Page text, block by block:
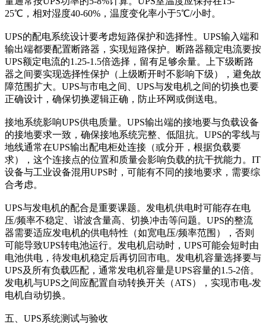
25℃，相对湿度40-60%，温度变化率小于5℃/小时。
UPS的配电系统设计要考虑短路保护和选择性。UPS输入端和
输出端都要配置断路器，实现短路保护。断路器额定电流要按
UPS额定电流的1.25-1.5倍选择，留有足够余量。上下级断路
器之间要实现选择性保护（上级断开时不影响下级），避免故
障范围扩大。UPS与市电之间、UPS与发电机之间的切换也要
正确设计，确保切换逻辑正确，防止环网或倒送电。
接地系统影响UPS供电质量。UPS输出端的接地要与负载设备
的接地要求一致，确保接地系统完整、低阻抗。UPS的零线与
地线通常在UPS输出配电柜处连接（或分开，根据负载要
求），这个连接点的位置和质量会影响负载的抗干扰能力。IT
设备与工业设备混用UPS时，可能有不同的接地要求，需要综
合考虑。
UPS与发电机的配合是重要课题。发电机供电时可能存在电
压/频率不稳定、谐波含量高、切换冲击等问题。UPS的整流
器需要适应发电机的供电特性（如宽电压/频率范围），否则
可能导致UPS转电池运行。发电机启动时，UPS可能会短时由
电池供电，待发电机稳定后再切回市电。发电机容量选择要与
UPS及所有负载匹配，通常发电机容量是UPS容量的1.5-2倍。
发电机与UPS之间应配置自动转换开关（ATS），实现市电-发
电机自动切换。
五、UPS系统测试与验收